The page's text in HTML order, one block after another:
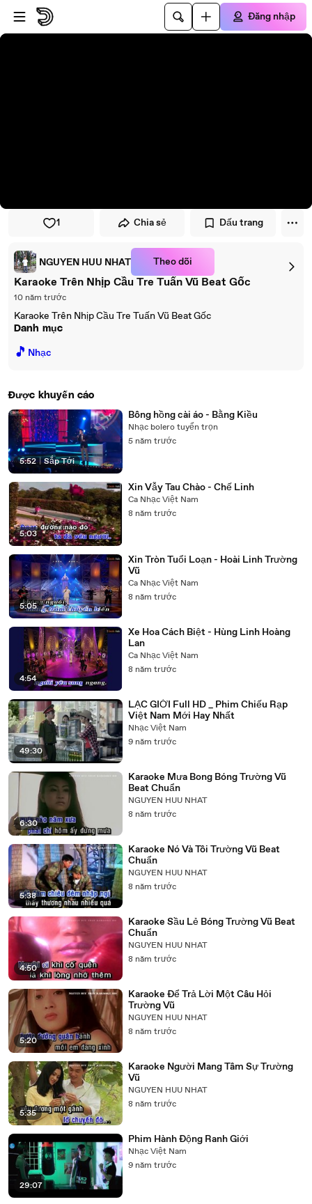
Đi đến trình phát
Đi đến nội dung chính
Đăng nhập
1 Chia sẻ Dấu trang
NGUYEN HUU NHAT Theo dõi
Karaoke Trên Nhịp Cầu Tre Tuấn Vũ Beat Gốc
10 năm trước
Karaoke Trên Nhịp Cầu Tre Tuấn Vũ Beat Gốc
Danh mục
🎵 Nhạc
Được khuyến cáo
5:52 | Sắp Tới
Bông hồng cài áo - Bằng Kiều
Nhạc bolero tuyển trọn
5 năm trước
5:03
Xin Vẫy Tau Chào - Chế Linh
Ca Nhạc Việt Nam
8 năm trước
5:05
Xin Tròn Tuổi Loạn - Hoài Linh Trường
Vũ
Ca Nhạc Việt Nam
8 năm trước
4:54
Xe Hoa Cách Biệt - Hùng Linh Hoàng
Lan
Ca Nhạc Việt Nam
8 năm trước
49:30
LẠC GIỚI Full HD _ Phim Chiếu Rạp
Việt Nam Mới Hay Nhất
Nhạc Việt Nam
9 năm trước
6:30
Karaoke Mưa Bong Bóng Trường Vũ
Beat Chuẩn
NGUYEN HUU NHAT
8 năm trước
5:38
Karaoke Nó Và Tôi Trường Vũ Beat
Chuẩn
NGUYEN HUU NHAT
8 năm trước
4:50
Karaoke Sầu Lẻ Bóng Trường Vũ Beat
Chuẩn
NGUYEN HUU NHAT
8 năm trước
5:20
Karaoke Để Trả Lời Một Câu Hỏi
Trường Vũ
NGUYEN HUU NHAT
8 năm trước
5:35
Karaoke Người Mang Tâm Sự Trường
Vũ
NGUYEN HUU NHAT
8 năm trước
29:07
Phim Hành Động Ranh Giới
Nhạc Việt Nam
9 năm trước